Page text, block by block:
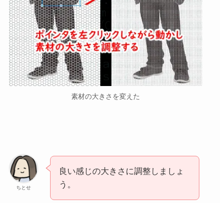
素材の大きさを変えた
ちとせ
良い感じの大きさに調整しましょ
う。